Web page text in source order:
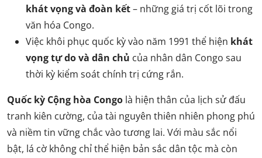
khát vọng và đoàn kết– những giá trị cốt lõi trong
văn hóa Congo.
Việc khôi phục quốc kỳ vào năm 1991 thể hiện khát
vọng tự do và dân chủ của nhân dân Congo sau
thời kỳ kiểm soát chính trị cứng rắn.
Quốc kỳ Cộng hòa Congo là hiện thân của lịch sử đấu
tranh kiên cường, của tài nguyên thiên nhiên phong phú
và niềm tin vững chắc vào tương lai. Với màu sắc nổi
bật, lá cờ không chỉ thể hiện bản sắc dân tộc mà còn